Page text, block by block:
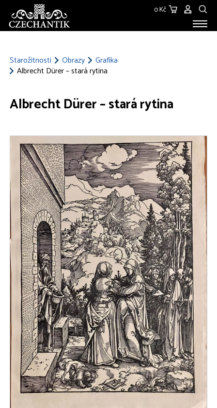
0 Kč
Starožitnosti Obrazy
Grafika
Albrecht Dürer – stará rytina
Albrecht Dürer – stará rytina